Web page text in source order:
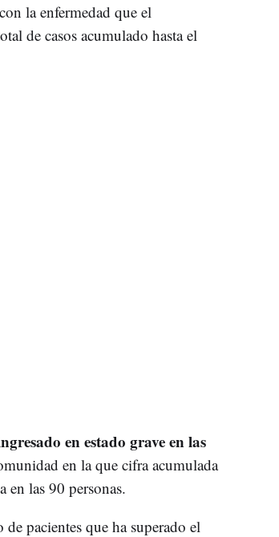
la enfermedad que el
de casos acumulado hasta el
en estado grave en las
en la que cifra acumulada
en las 90 personas.
pacientes que ha superado el